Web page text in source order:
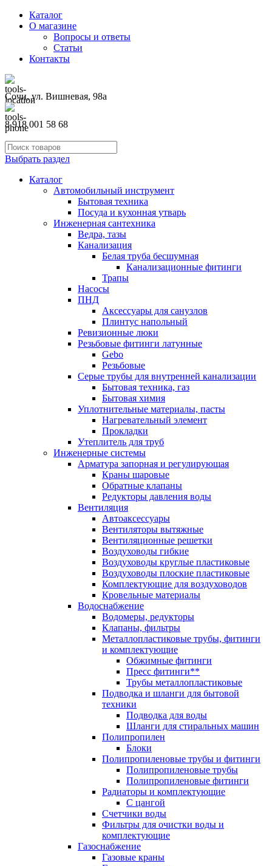
Каталог
О магазине
Вопросы и ответы
Статьи
Контакты
Сочи, ул. Вишневая, 98а
8 918 001 58 68
Выбрать раздел
Каталог
Автомобильный инструмент
Бытовая техника
Посуда и кухонная утварь
Инженерная сантехника
Ведра, тазы
Канализация
Белая труба бесшумная
Канализационные фитинги
Трапы
Насосы
ПНД
Аксессуары для санузлов
Плинтус напольный
Ревизионные люки
Резьбовые фитинги латунные
Gebo
Резьбовые
Серые трубы для внутренней канализации
Бытовая техника, газ
Бытовая химия
Уплотнительные материалы, пасты
Нагревательный элемент
Прокладки
Утеплитель для труб
Инженерные системы
Арматура запорная и регулирующая
Краны шаровые
Обратные клапаны
Редукторы давления воды
Вентиляция
Автоаксессуары
Вентиляторы вытяжные
Вентиляционные решетки
Воздуховоды гибкие
Воздуховоды круглые пластиковые
Воздуховоды плоские пластиковые
Комплектующие для воздуховодов
Кровельные материалы
Водоснабжение
Водомеры, редукторы
Клапаны, фильтры
Металлопластиковые трубы, фитинги
и комплектующие
Обжимные фитинги
Пресс фитинги**
Трубы металлопластиковые
Подводка и шланги для бытовой
техники
Подводка для воды
Шланги для стиральных машин
Полипропилен
Блоки
Полипропиленовые трубы и фитинги
Полипропиленовые трубы
Полипропиленовые фитинги
Радиаторы и комплектующие
С цангой
Счетчики воды
Фильтры для очистки воды и
комплектующие
Газоснабжение
Газовые краны